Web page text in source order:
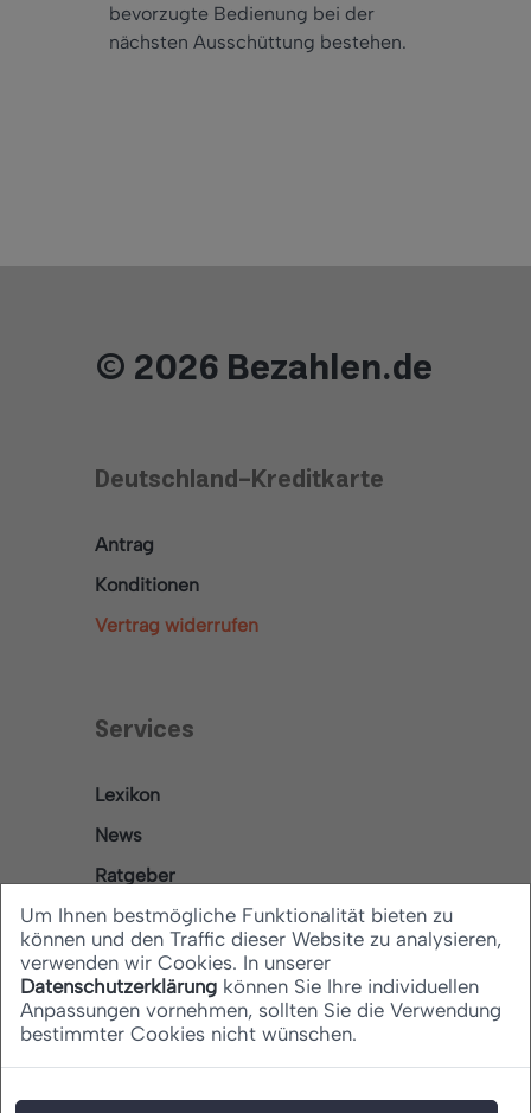
bevorzugte Bedienung bei der
nächsten Ausschüttung bestehen.
© 2026 Bezahlen.de
Deutschland-Kreditkarte
Antrag
Konditionen
Vertrag widerrufen
Services
Lexikon
News
Ratgeber
Rechtliches
Datenschutz
Um Ihnen bestmögliche Funktionalität bieten zu
können und den Traffic dieser Website zu analysieren,
verwenden wir Cookies. In unserer
Datenschutzerklärung können Sie Ihre individuellen
Anpassungen vornehmen, sollten Sie die Verwendung
bestimmter Cookies nicht wünschen.